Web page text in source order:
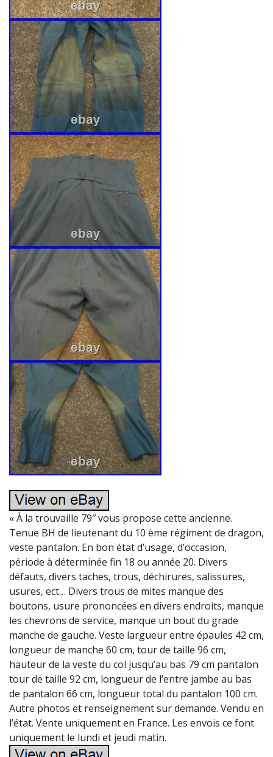
« À la trouvaille 79″ vous propose cette ancienne.
Tenue BH de lieutenant du 10 ème régiment de dragon,
veste pantalon. En bon état d’usage, d’occasion,
période à déterminée fin 18 ou année 20. Divers
défauts, divers taches, trous, déchirures, salissures,
usures, ect… Divers trous de mites manque des
boutons, usure prononcées en divers endroits, manque
les chevrons de service, manque un bout du grade
manche de gauche. Veste largueur entre épaules 42 cm,
longueur de manche 60 cm, tour de taille 96 cm,
hauteur de la veste du col jusqu’au bas 79 cm pantalon
tour de taille 92 cm, longueur de l’entre jambe au bas
de pantalon 66 cm, longueur total du pantalon 100 cm.
Autre photos et renseignement sur demande. Vendu en
l’état. Vente uniquement en France. Les envois ce font
uniquement le lundi et jeudi matin.